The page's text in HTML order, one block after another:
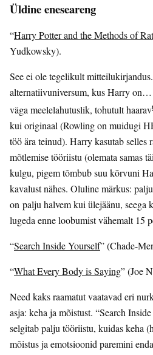
Üldine eneseareng
“Harry Potter and the Methods of
Yudkowsky).
See ei ole tegelikult
alternatiivuniversum, kus Harry on…
väga meelelahutuslik, tohutult haarav
kui originaal (Rowling on muidugi
töö ära teinud). Harry kasutab selles
mõtlemise tööriistu (olemata samas
kulgu, pigem tõmbub suu kõrvuni
kavalust nähes. Oluline märkus:
on palju halvem kui ülejäänu, seega
lugeda enne loobumist vähemalt 15
“Search Inside Yourself” (Chade-
“What Every Body is Saying” (Joe
Need kaks raamatut vaatavad eri
asja: keha ja mõistust. “Search
selgitab palju tööriistu, kuidas keha
mõistus ja emotsioonid paremini